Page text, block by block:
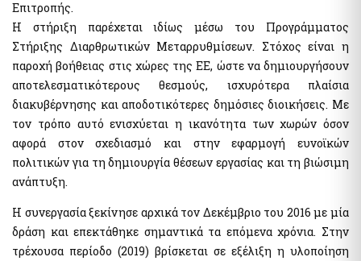
Μισθοδοσία υπαλλήλων Υπ. Οικονομικών & Εποπτευόμενων
Φορέων
e-Δελτίο Ατομικής Υπηρεσιακής Κατάστασης (ΔΑΥΚ)
Ακίνητα
Εκτιμήσεις Τιμών Ζώνης ΑΠΑΑ
Μητρώο Αξιών Μεταβιβάσεων Ακινήτων
Φύλλα Υπολογισμού ΑΠΑΑ
Οδηγίες - Έντυπα
e-Έντυπα
Αιγιαλοί - Δημόσια Περιουσία
e-Δημοπρασίες Αιγιαλών
Ευρετήριο και Χάρτης Καθορισμένου Αιγιαλού
e-Aιτήσεις προς τις Υπηρεσίες Δημόσιας Περιουσίας
Ψηφιακές Υπηρεσίες Κοινωφελών Περιουσιών
Επιχειρήσεις
Εξωδικαστικός Μηχανισμός
Μητρώο Δεξαμενών Ενεργειακών Προϊόντων
Μητρώο Πραγματικών Δικαιούχων
Προστασία επιχειρήσεων πληγέντων Κορωνοϊού Αίτηση
υπαγωγής στη διαδικασία συνεισφοράς Δημοσίου στην
αποπληρωμή επιχειρηματικών δανείων
Επιτροπής.
Η στήριξη παρέχεται ιδίως μέσω του Προγράμματος
Στήριξης Διαρθρωτικών Μεταρρυθμίσεων. Στόχος είναι η
παροχή βοήθειας στις χώρες της ΕΕ, ώστε να δημιουργήσουν
αποτελεσματικότερους θεσμούς, ισχυρότερα πλαίσια
διακυβέρνησης και αποδοτικότερες δημόσιες διοικήσεις. Με
τον τρόπο αυτό ενισχύεται η ικανότητα των χωρών όσον
αφορά στον σχεδιασμό και στην εφαρμογή ευνοϊκών
πολιτικών για τη δημιουργία θέσεων εργασίας και τη βιώσιμη
ανάπτυξη.
Η συνεργασία ξεκίνησε αρχικά τον Δεκέμβριο του 2016 με μία
δράση και επεκτάθηκε σημαντικά τα επόμενα χρόνια. Στην
τρέχουσα περίοδο (2019) βρίσκεται σε εξέλιξη η υλοποίηση